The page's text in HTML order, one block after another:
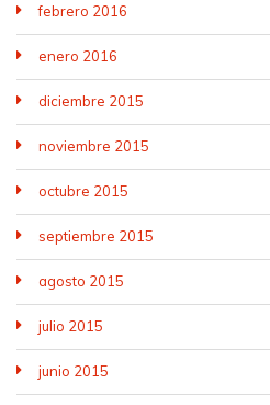
febrero 2016
enero 2016
diciembre 2015
noviembre 2015
octubre 2015
septiembre 2015
agosto 2015
julio 2015
junio 2015